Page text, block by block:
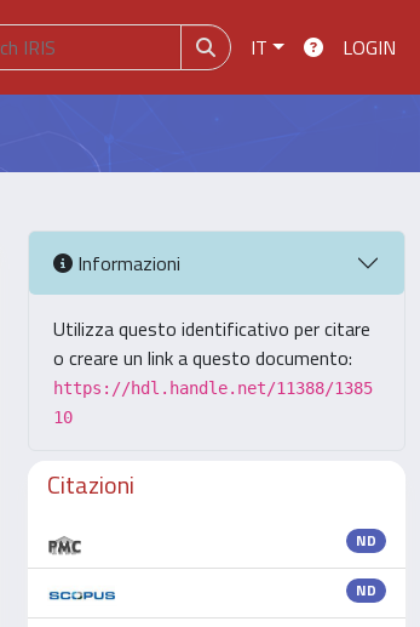
IT LOGIN
Informazioni
Utilizza questo identificativo per citare
o creare un link a questo documento:
https://hdl.handle.net/11388/1385
10
Citazioni
ND
ND